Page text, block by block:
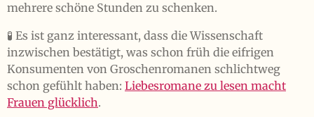
mehrere schöne Stunden zu schenken.
🧪 Es ist ganz interessant, dass die Wissenschaft
inzwischen bestätigt, was schon früh die eifrigen
Konsumenten von Groschenromanen schlichtweg
schon gefühlt haben: Liebesromane zu lesen macht
Frauen glücklich.